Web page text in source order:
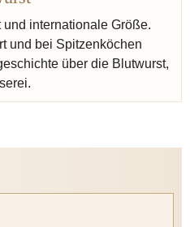
Zwiebel
Majoran Graupen
internationale Größe.
und bei Spitzenköchen
über die Blutwurst,